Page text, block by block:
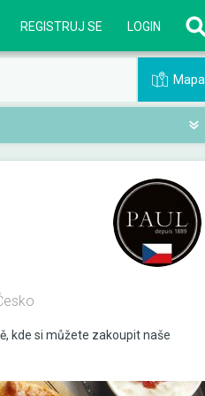
REGISTRUJ SE LOGIN
Mapa
kde si můžete zakoupit naše